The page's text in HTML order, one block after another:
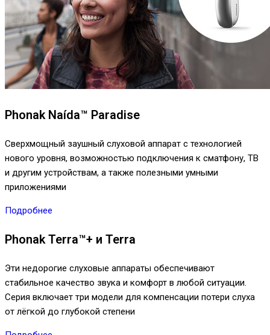
Phonak Naída™ Paradise
Сверхмощный заушный слуховой аппарат с технологией
нового уровня, возможностью подключения к сматфону, ТВ
и другим устройствам, а также полезными умными
приложениями
Подробнее
Phonak Terra™+ и Terra
Эти недорогие слуховые аппараты обеспечивают
стабильное качество звука и комфорт в любой ситуации.
Серия включает три модели для компенсации потери слуха
от лёгкой до глубокой степени